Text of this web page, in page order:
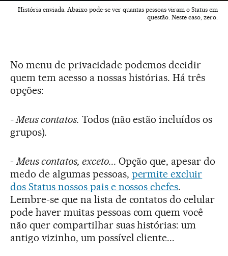
História enviada. Abaixo pode-se ver quantas pessoas viram o Status em
questão. Neste caso, zero.
No menu de privacidade podemos decidir
quem tem acesso a nossas histórias. Há três
opções:
- Meus contatos. Todos (não estão incluídos os
grupos).
-Meus contatos, exceto... Opção que, apesar do
medo de algumas pessoas, permite excluir
dos Status nossos pais e nossos chefes.
Lembre-se que na lista de contatos do celular
pode haver muitas pessoas com quem você
não quer compartilhar suas histórias: um
antigo vizinho, um possível cliente...